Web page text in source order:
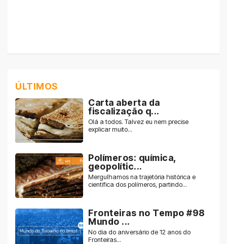
ÚLTIMOS
Carta aberta da
fiscalização q...
Olá a todos. Talvez eu nem precise
explicar muito...
Polímeros: química,
geopolític...
Mergulhamos na trajetória histórica e
científica dos polímeros, partindo...
Fronteiras no Tempo #98
Mundo ...
No dia do aniversário de 12 anos do
Fronteiras...